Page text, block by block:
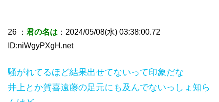
26 ：君の名は ：2024/05/08(水) 03:38:00.72
ID:niWgyPXgH.net
騒がれてるほど結果出せてないって印象だな
井上とか賀喜遠藤の足元にも及んでないっしょ知ら